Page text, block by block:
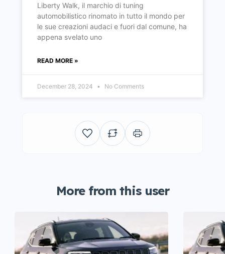
Liberty Walk, il marchio di tuning
automobilistico rinomato in tutto il mondo per
le sue creazioni audaci e fuori dal comune, ha
appena svelato uno
READ MORE »
December 28, 2024 No Comments
More from this user